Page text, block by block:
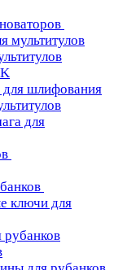
мультитулов
шлифования
для
ключи для